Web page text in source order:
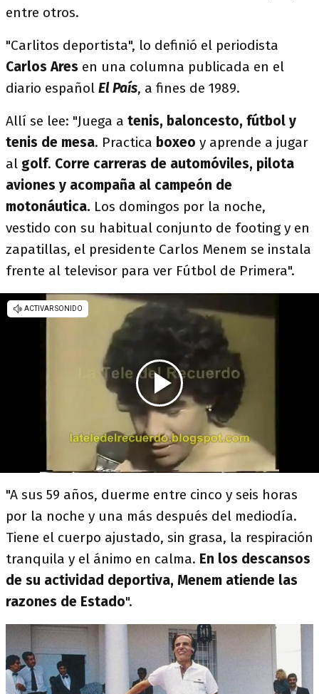
entre otros.
"Carlitos deportista", lo definió el periodista
Carlos Ares en una columna publicada en el
diario español El País, a fines de 1989.
Allí se lee: "Juega a tenis, baloncesto, fútbol y
tenis de mesa. Practica boxeo y aprende a jugar
al golf. Corre carreras de automóviles, pilota
aviones y acompaña al campeón de
motonáutica. Los domingos por la noche,
vestido con su habitual conjunto de footing y en
zapatillas, el presidente Carlos Menem se instala
frente al televisor para ver Fútbol de Primera".
"A sus 59 años, duerme entre cinco y seis horas
por la noche y una más después del mediodía.
Tiene el cuerpo ajustado, sin grasa, la respiración
tranquila y el ánimo en calma. En los descansos
de su actividad deportiva, Menem atiende las
razones de Estado".